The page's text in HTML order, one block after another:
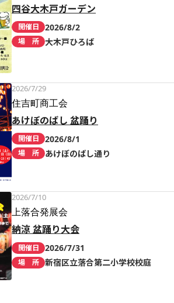
四谷大木戸ガーデン
開催日 2026/8/2
場 所 大木戸ひろば
2026/7/29
住吉町商工会
あけぼのばし 盆踊り
開催日 2026/8/1
場 所 あけぼのばし通り
2026/7/10
上落合発展会
納涼 盆踊り大会
開催日 2026/7/31
場 所 新宿区立落合第二小学校校庭